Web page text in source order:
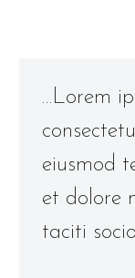
…Lorem
eiusmod
et dolore
taciti